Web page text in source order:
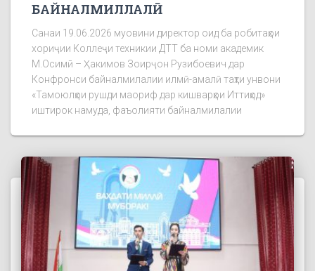
БАЙНАЛМИЛЛАЛӢ
Санаи 19.06.2026 муовини директор оид ба робитаҳои
хориҷии Коллеҷи техникии ДТТ ба номи академик
М.Осимӣ – Ҳакимов Зоирҷон Рузибоевич дар
Конфронси байналмилалии илмӣ-амалӣ таҳти унвони
«Тамоюлҳои рушди маориф дар кишварҳои Иттиҳод»
иштирок намуда, фаъолияти байналмилалии